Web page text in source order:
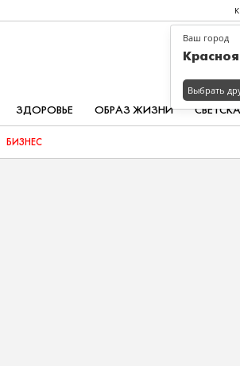
ЗДОРОВЬЕ ОБРАЗ ЖИЗНИ
БИЗНЕС
Ваш город
Выбрать